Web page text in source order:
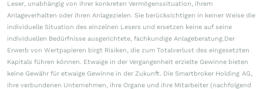
Leser, unabhängig von ihrer konkreten Vermögenssituation, ihrem
Anlageverhalten oder ihren Anlagezielen. Sie berücksichtigen in keiner Weise die
individuelle Situation des einzelnen Lesers und ersetzen keine auf seine
individuellen Bedürfnisse ausgerichtete, fachkundige Anlageberatung.Der
Erwerb von Wertpapieren birgt Risiken, die zum Totalverlust des eingesetzten
Kapitals führen können. Etwaige in der Vergangenheit erzielte Gewinne bieten
keine Gewähr für etwaige Gewinne in der Zukunft. Die Smartbroker Holding AG,
ihre verbundenen Unternehmen, ihre Organe und ihre Mitarbeiter (nachfolgend